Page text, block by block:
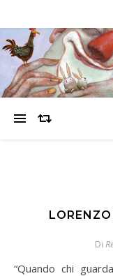
Di
“Quando chi guarda questi lavori si trova con gli occhi